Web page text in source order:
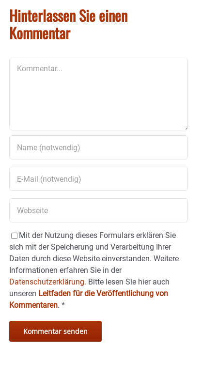
Hinterlassen Sie einen
Kommentar
Mit der Nutzung dieses Formulars erklären Sie
sich mit der Speicherung und Verarbeitung Ihrer
Daten durch diese Website einverstanden. Weitere
Informationen erfahren Sie in der
Datenschutzerklärung. Bitte lesen Sie hier auch
unseren Leitfaden für die Veröffentlichung von
Kommentaren. *